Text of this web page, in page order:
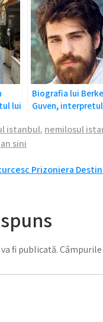
lui
Biografia lui
Guven,
Istanbul
istanbul, nemilosul
sini
Prizoniera
fi publicată.